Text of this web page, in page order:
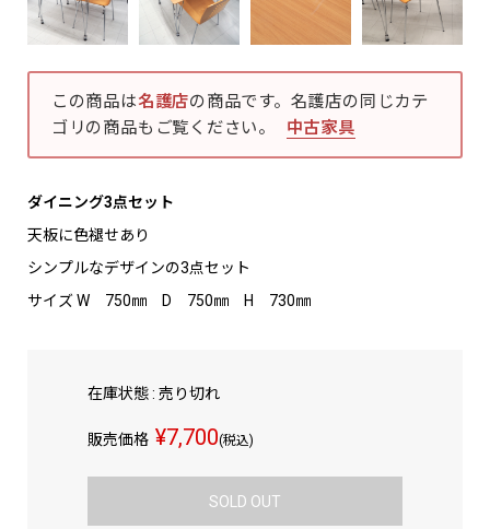
この商品は名護店の商品です。名護店の同じカテ
ゴリの商品もご覧ください。
中古家具
ダイニング3点セット
天板に色褪せあり
シンプルなデザインの3点セット
サイズ W 750㎜ D 750㎜ H 730㎜
在庫状態 : 売り切れ
販売価格 ¥7,700(税込)
SOLD OUT